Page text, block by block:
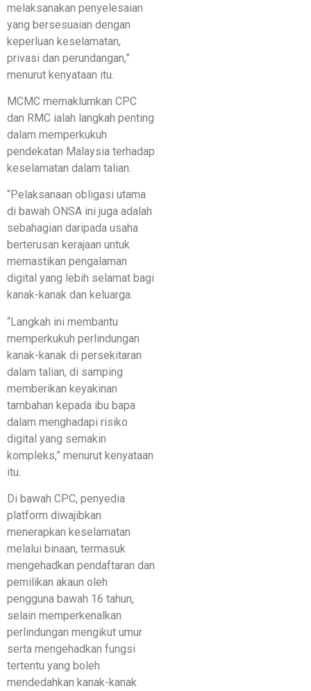
melaksanakan penyelesaian
yang bersesuaian dengan
keperluan keselamatan,
privasi dan perundangan,”
menurut kenyataan itu.
MCMC memaklumkan CPC
dan RMC ialah langkah penting
dalam memperkukuh
pendekatan Malaysia terhadap
keselamatan dalam talian.
“Pelaksanaan obligasi utama
di bawah ONSA ini juga adalah
sebahagian daripada usaha
berterusan kerajaan untuk
memastikan pengalaman
digital yang lebih selamat bagi
kanak-kanak dan keluarga.
“Langkah ini membantu
memperkukuh perlindungan
kanak-kanak di persekitaran
dalam talian, di samping
memberikan keyakinan
tambahan kepada ibu bapa
dalam menghadapi risiko
digital yang semakin
kompleks,” menurut kenyataan
itu.
Di bawah CPC, penyedia
platform diwajibkan
menerapkan keselamatan
melalui binaan, termasuk
mengehadkan pendaftaran dan
pemilikan akaun oleh
pengguna bawah 16 tahun,
selain memperkenalkan
perlindungan mengikut umur
serta mengehadkan fungsi
tertentu yang boleh
mendedahkan kanak-kanak